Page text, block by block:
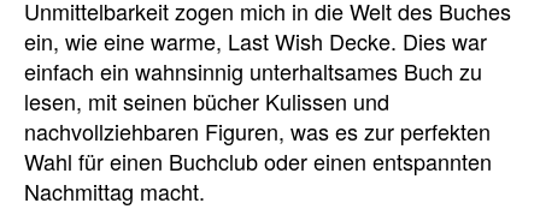
Unmittelbarkeit zogen mich in die Welt des Buches
ein, wie eine warme, Last Wish Decke. Dies war
einfach ein wahnsinnig unterhaltsames Buch zu
lesen, mit seinen bücher Kulissen und
nachvollziehbaren Figuren, was es zur perfekten
Wahl für einen Buchclub oder einen entspannten
Nachmittag macht.